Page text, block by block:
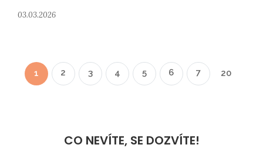
03.03.2026
1 2 3 4 5 6 7 20
CO NEVÍTE, SE DOZVÍTE!